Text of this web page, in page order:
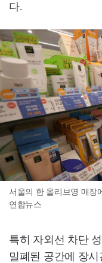
다.
서울의 한 올리브영 매장
연합뉴스
특히 자외선 차단
밀폐된 공간에 장